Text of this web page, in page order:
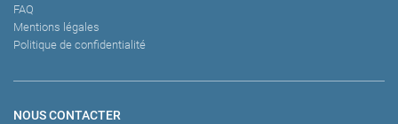
NOUS CONTACTER
FAQ
Mentions légales
Politique de confidentialité